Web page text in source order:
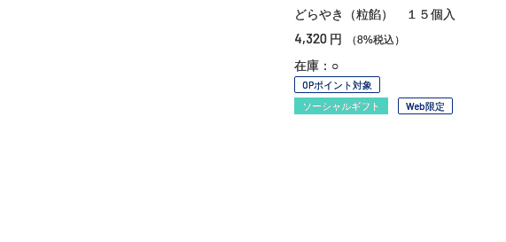
どらやき（粒餡） １５個入
4,320 円 （8%税込）
在庫：○
OPポイント対象
ソーシャルギフト
Web限定